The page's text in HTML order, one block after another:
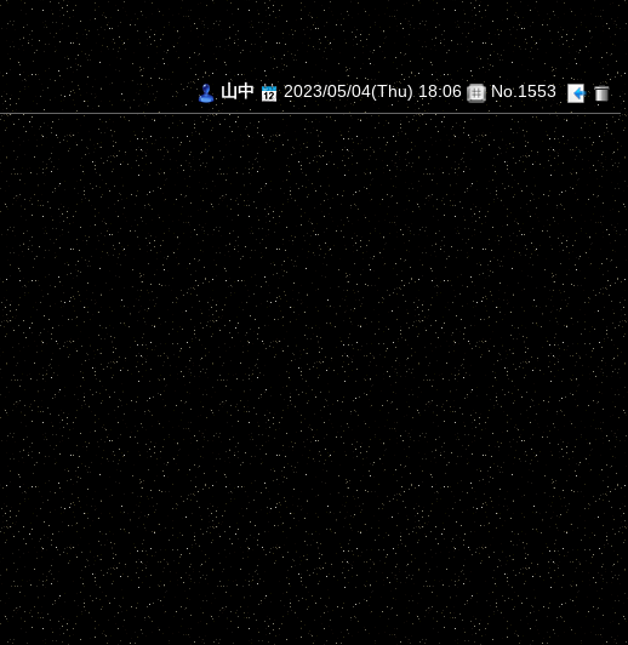
山中
2023/05/04(Thu) 18:06 No.1553